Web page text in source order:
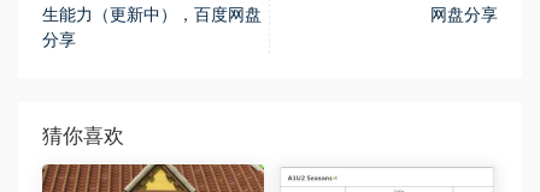
生能力（更新中），百度网盘
分享
网盘分享
猜你喜欢